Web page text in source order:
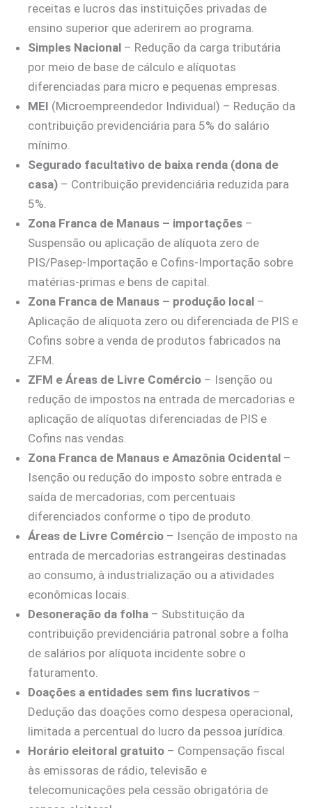
receitas e lucros das instituições privadas de
ensino superior que aderirem ao programa.
Simples Nacional – Redução da carga tributária
por meio de base de cálculo e alíquotas
diferenciadas para micro e pequenas empresas.
MEI (Microempreendedor Individual) – Redução da
contribuição previdenciária para 5% do salário
mínimo.
Segurado facultativo de baixa renda (dona de
casa) – Contribuição previdenciária reduzida para
5%.
Zona Franca de Manaus – importações –
Suspensão ou aplicação de alíquota zero de
PIS/Pasep-Importação e Cofins-Importação sobre
matérias-primas e bens de capital.
Zona Franca de Manaus – produção local –
Aplicação de alíquota zero ou diferenciada de PIS e
Cofins sobre a venda de produtos fabricados na
ZFM.
ZFM e Áreas de Livre Comércio – Isenção ou
redução de impostos na entrada de mercadorias e
aplicação de alíquotas diferenciadas de PIS e
Cofins nas vendas.
Zona Franca de Manaus e Amazônia Ocidental –
Isenção ou redução do imposto sobre entrada e
saída de mercadorias, com percentuais
diferenciados conforme o tipo de produto.
Áreas de Livre Comércio – Isenção de imposto na
entrada de mercadorias estrangeiras destinadas
ao consumo, à industrialização ou a atividades
econômicas locais.
Desoneração da folha – Substituição da
contribuição previdenciária patronal sobre a folha
de salários por alíquota incidente sobre o
faturamento.
Doações a entidades sem fins lucrativos –
Dedução das doações como despesa operacional,
limitada a percentual do lucro da pessoa jurídica.
Horário eleitoral gratuito – Compensação fiscal
às emissoras de rádio, televisão e
telecomunicações pela cessão obrigatória de